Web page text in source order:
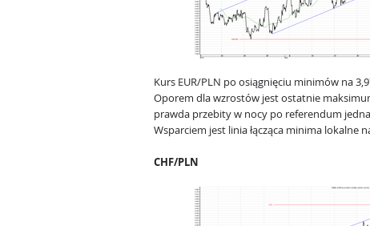
Kurs EUR/PLN po osiągnięciu minimów na
Oporem dla wzrostów jest ostatnie
prawda przebity w nocy po referendum
Wsparciem jest linia łącząca minima lokalne
CHF/PLN